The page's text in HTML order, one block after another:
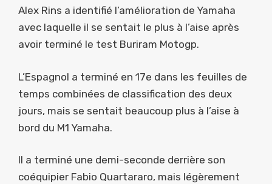
Alex Rins a identifié l’amélioration de Yamaha
avec laquelle il se sentait le plus à l’aise après
avoir terminé le test Buriram Motogp.
L’Espagnol a terminé en 17e dans les feuilles de
temps combinées de classification des deux
jours, mais se sentait beaucoup plus à l’aise à
bord du M1 Yamaha.
Il a terminé une demi-seconde derrière son
coéquipier Fabio Quartararo, mais légèrement